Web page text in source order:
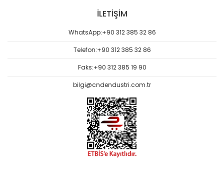
İLETİŞİM
WhatsApp:+90 312 385 32 86
Telefon:+90 312 385 32 86
Faks:+90 312 385 19 90
bilgi@cndendustri.com.tr